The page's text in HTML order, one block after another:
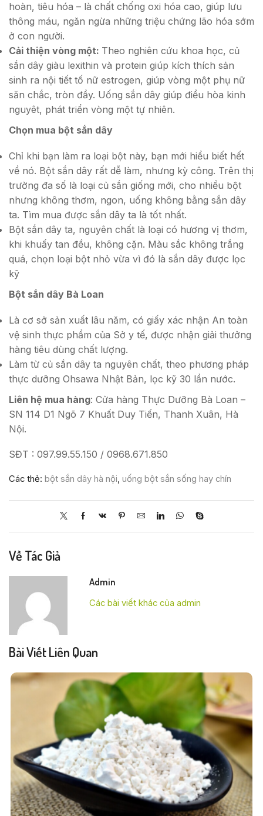
hoàn, tiêu hóa – là chất chống oxi hóa cao, giúp lưu
thông máu, ngăn ngừa những triệu chứng lão hóa sớm
ở con người.
Cải thiện vòng một: Theo nghiên cứu khoa học, củ
sắn dây giàu lexithin và protein giúp kích thích sản
sinh ra nội tiết tố nữ estrogen, giúp vòng một phụ nữ
săn chắc, tròn đầy. Uống sắn dây giúp điều hòa kinh
nguyêt, phát triển vòng một tự nhiên.
Chọn mua bột sắn dây
Chỉ khi bạn làm ra loại bột này, bạn mới hiểu biết hết
về nó. Bột sắn dây rất dễ làm, nhưng kỳ công. Trên thị
trường đa số là loại củ sắn giống mới, cho nhiều bột
nhưng không thơm, ngon, uống không bằng sắn dây
ta. Tìm mua được sắn dây ta là tốt nhất.
Bột sắn dây ta, nguyên chất là loại có hương vị thơm,
khi khuấy tan đều, không cặn. Màu sắc không trắng
quá, chọn loại bột nhỏ vừa vì đó là sắn dây được lọc
kỹ
Bột sắn dây Bà Loan
Là cơ sở sản xuất lâu năm, có giấy xác nhận An toàn
vệ sinh thực phẩm của Sở y tế, được nhận giải thưởng
hàng tiêu dùng chất lượng.
Làm từ củ sắn dây ta nguyên chất, theo phương pháp
thực dưỡng Ohsawa Nhật Bản, lọc kỹ 30 lần nước.
Liên hệ mua hàng: Cửa hàng Thực Dưỡng Bà Loan –
SN 114 D1 Ngõ 7 Khuất Duy Tiến, Thanh Xuân, Hà
Nội.
SĐT : 097.99.55.150 / 0968.671.850
Các thẻ: bột sắn dây hà nội, uống bột sắn sống hay chín
Về Tác Giả
Admin
Các bài viết khác của admin
Bài Viết Liên Quan